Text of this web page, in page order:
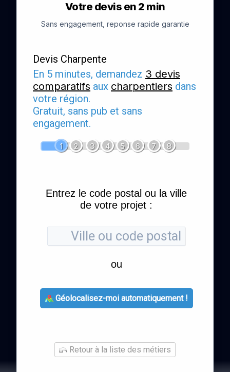
Votre devis en 2 min
Sans engagement, reponse rapide garantie
Devis Charpente
En 5 minutes, demandez 3 devis
comparatifs aux charpentiers dans
votre région.
Gratuit, sans pub et sans
engagement.
1 2 3 4 5 6 7 8
Entrez le code postal ou la ville
de votre projet :
ou
Géolocalisez-moi automatiquement !
Retour à la liste des métiers